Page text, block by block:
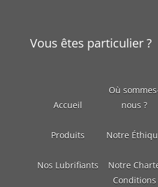
Vous êtes particulier
Accueil
Où
nous ?
Produits Notre
Nos Lubrifiants Notre
Conditions